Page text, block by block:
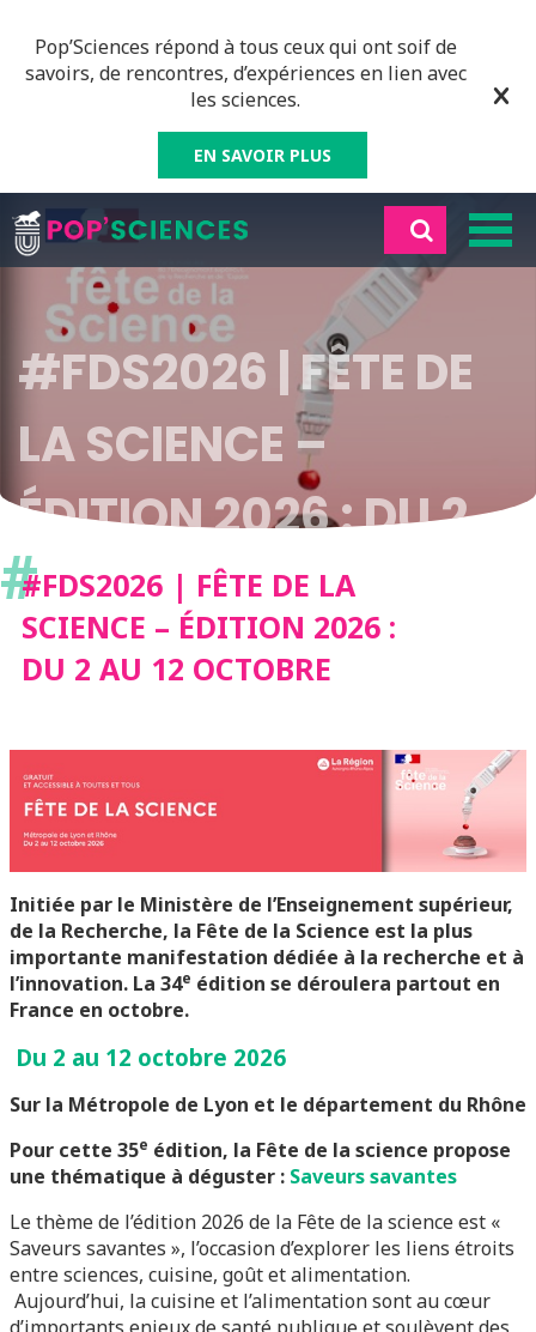
Pop’Sciences répond à tous ceux qui ont soif de
savoirs, de rencontres, d’expériences en lien avec
les sciences.
EN SAVOIR PLUS
#FDS2026 | FÊTE DE
LA SCIENCE –
ÉDITION 2026 : DU 2
AU 12 OCTOBRE
##FDS2026 | FÊTE DE LA
SCIENCE – ÉDITION 2026 :
DU 2 AU 12 OCTOBRE
Initiée par le Ministère de l’Enseignement supérieur,
de la Recherche, la Fête de la Science est la plus
importante manifestation dédiée à la recherche et à
l’innovation. La 34e édition se déroulera partout en
France en octobre.
Du 2 au 12 octobre 2026
Sur la Métropole de Lyon et le département du Rhône
Pour cette 35e édition, la Fête de la science propose
une thématique à déguster : Saveurs savantes
Le thème de l’édition 2026 de la Fête de la science est «
Saveurs savantes », l’occasion d’explorer les liens étroits
entre sciences, cuisine, goût et alimentation.
Aujourd’hui, la cuisine et l’alimentation sont au cœur